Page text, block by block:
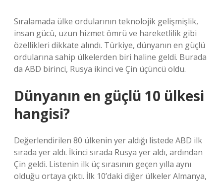
Sıralamada ülke ordularının teknolojik gelişmişlik,
insan gücü, uzun hizmet ömrü ve hareketlilik gibi
özellikleri dikkate alındı. Türkiye, dünyanın en güçlü
ordularına sahip ülkelerden biri haline geldi. Burada
da ABD birinci, Rusya ikinci ve Çin üçüncü oldu.
Dünyanın en güçlü 10 ülkesi
hangisi?
Değerlendirilen 80 ülkenin yer aldığı listede ABD ilk
sırada yer aldı. İkinci sırada Rusya yer aldı, ardından
Çin geldi. Listenin ilk üç sırasının geçen yılla aynı
olduğu ortaya çıktı. İlk 10’daki diğer ülkeler Almanya,